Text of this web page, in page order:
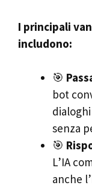
I principali
includono:
🎯
bot
senza
🎯
L’IA
anche